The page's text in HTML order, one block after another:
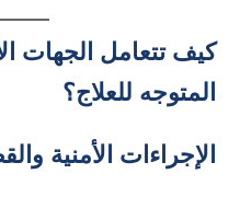
كيف تتعامل الجهات
المتوجه للعلاج؟
الإجراءات الأمنية